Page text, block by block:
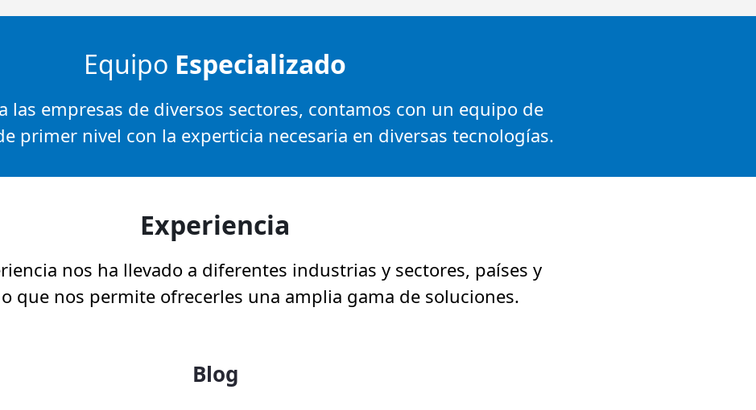
Equipo Especializado
las empresas de diversos sectores, contamos con un equipo de
primer nivel con la experticia necesaria en diversas tecnologías.
Experiencia
nos ha llevado a diferentes industrias y sectores, países y
que nos permite ofrecerles una amplia gama de soluciones.
Blog